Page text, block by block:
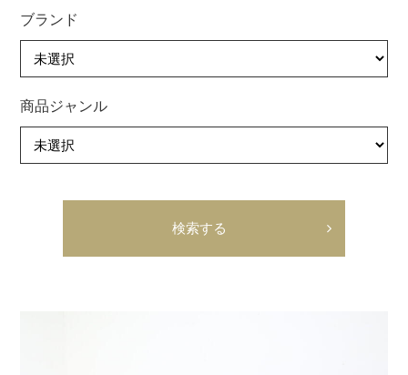
ブランド
商品ジャンル
検索する